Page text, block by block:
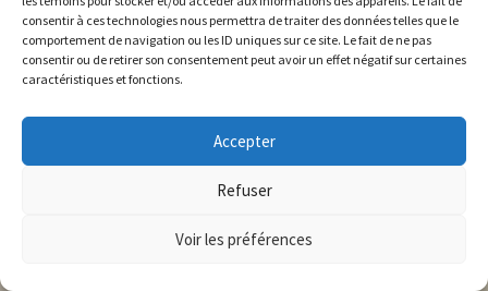
consentir à ces technologies nous permettra de traiter des données telles que le
comportement de navigation ou les ID uniques sur ce site. Le fait de ne pas
consentir ou de retirer son consentement peut avoir un effet négatif sur certaines
caractéristiques et fonctions.
Accepter
Refuser
Voir les préférences